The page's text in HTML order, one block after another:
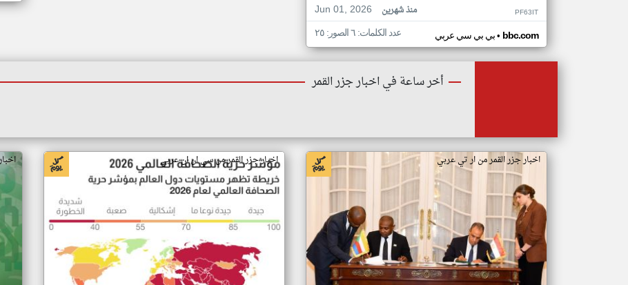
Jun 01, 2026
منذ شهرين PF63IT
بي بي سي عربي• bbc.com عدد الكلمات: ٦ الصور: ٢٥
أخر ساعة في اخبار جزر القمر
اخبار جزر القمر من ار تي عربي اخبار جزر القمر من سي ان ان عربي